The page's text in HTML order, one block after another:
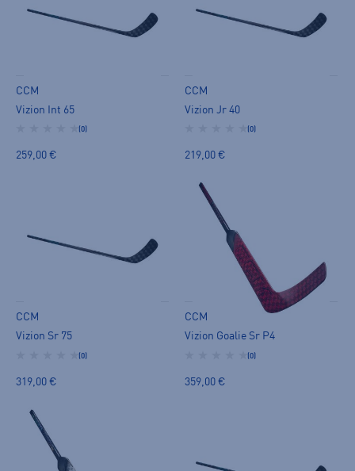
CCM
Vizion Int 65
(0)
259,00 €
CCM
Vizion Jr 40
(0)
219,00 €
CCM
Vizion Sr 75
(0)
319,00 €
CCM
Vizion Goalie Sr P4
(0)
359,00 €